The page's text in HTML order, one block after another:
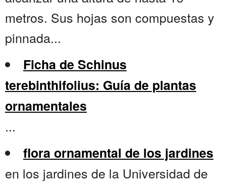
metros. Sus hojas son compuestas y
pinnada...
Ficha de Schinus
terebinthifolius: Guía de plantas
ornamentales
...
flora ornamental de los jardines
en los jardines de la Universidad de